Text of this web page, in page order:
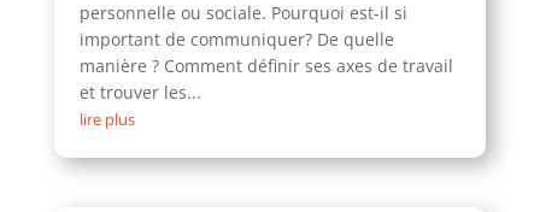
personnelle ou sociale. Pourquoi est-il si
important de communiquer? De quelle
manière ? Comment définir ses axes de travail
et trouver les...
lire plus